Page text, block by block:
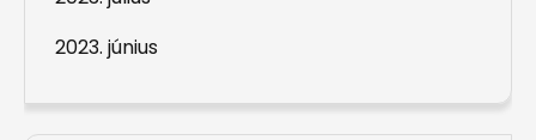
2023. június